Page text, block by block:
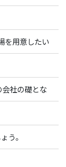
を用意したい
社の礎とな
う。